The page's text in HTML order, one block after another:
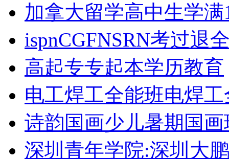
加拿大留学高中生学满
ispnCGFNSRN考过退
高起专专起本学历教育
电工焊工全能班电焊
诗韵国画少儿暑期国
深圳青年学院:深圳大